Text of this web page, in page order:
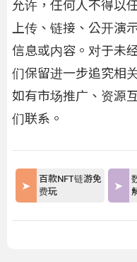
允许，任何人不得以
上传、链接、公开演
信息或内容。对于未
们保留进一步追究相
如有市场推广、资源
们联系。
百款NFT链游免
费玩